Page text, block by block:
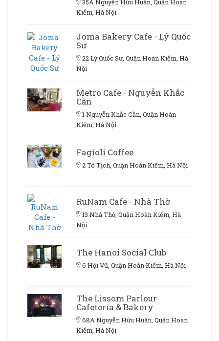
35A Nguyễn Hữu Huân, Quận Hoàn
Kiếm, Hà Nội
Joma Bakery Cafe - Lý Quốc
Sư
22 Lý Quốc Sư, Quận Hoàn Kiếm, Hà
Nội
Metro Cafe - Nguyễn Khắc
Cần
1 Nguyễn Khắc Cần, Quận Hoàn
Kiếm, Hà Nội
Fagioli Coffee
2 Tô Tịch, Quận Hoàn Kiếm, Hà Nội
RuNam Cafe - Nhà Thờ
13 Nhà Thờ, Quận Hoàn Kiếm, Hà
Nội
The Hanoi Social Club
6 Hội Vũ, Quận Hoàn Kiếm, Hà Nội
The Lissom Parlour
Cafeteria & Bakery
68A Nguyễn Hữu Huân, Quận Hoàn
Kiếm, Hà Nội